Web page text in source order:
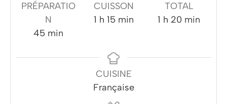
PRÉPARATIO
N
45minutes
min
CUISSON
1 heure
h 15minutes
min
TOTAL
1 heure
h 20minutes
min
CUISINE
Française